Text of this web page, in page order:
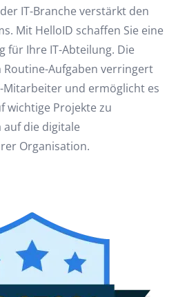
IT-Branche verstärkt den
Mit HelloID schaffen Sie eine
für Ihre IT-Abteilung. Die
Aufgaben verringert
Mitarbeiter und ermöglicht es
wichtige Projekte zu
die digitale
Organisation.